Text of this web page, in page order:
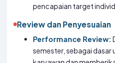
pencapaian target
Review dan Penyesuaian
Performance Review:
semester, sebagai dasar